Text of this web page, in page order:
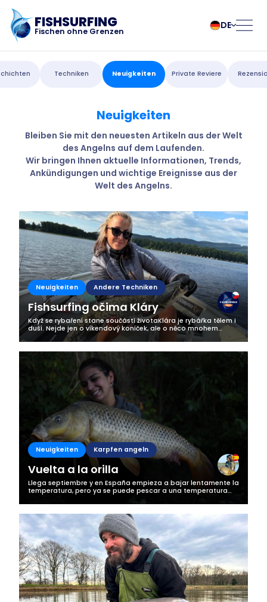
FISHSURFING
Fischen ohne Grenzen
DE
български
Čeština
Deutsch
English
Español
Français
Italiano
Nederlands
Norsk
Pусский
Slovenčina
Suomalainen
Українська
Startseite
Blog
Über die App
Fishsurfing
Business
Techniken Neuigkeiten Private Reviere
Neuigkeiten
Bleiben Sie mit den neuesten Artikeln aus der Welt
des Angelns auf dem Laufenden.
Wir bringen Ihnen aktuelle Informationen, Trends,
Ankündigungen und wichtige Ereignisse aus der
Welt des Angelns.
Neuigkeiten Andere Techniken
Fishsurfing očima Kláry
Když se rybaření stane součástí životaKlára je rybářka tělem i
duší. Nejde jen o víkendový koníček, ale o něco mnohem
hlubšího. Rybaření je pro ni životní styl, způsob, jak najít klid,
radost a...
Neuigkeiten Karpfen angeln
Vuelta a la orilla
Llega septiembre y en España empieza a bajar lentamente la
temperatura, pero ya se puede pescar a una temperatura
normal. No con las olas de calor que hemos tenido este
verano de muchos días a más...